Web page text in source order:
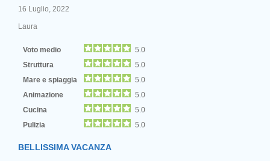
16 Luglio, 2022
Laura
Voto medio
5.0
Struttura
5.0
Mare e spiaggia
5.0
Animazione
5.0
Cucina
5.0
Pulizia
5.0
BELLISSIMA VACANZA